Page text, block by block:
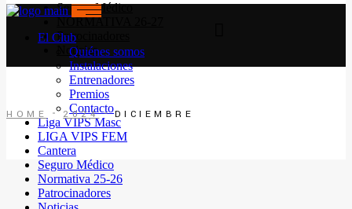
Seguro Médico
NORMATIVA 26-27
Patrocinadores
Noticias
El Club
Quiénes somos
Instalaciones
Entrenadores
Premios
Contacto
Liga VIPS Masc
LIGA VIPS FEM
Cantera
Seguro Médico
Normativa 25-26
Patrocinadores
HOME 2024 DICIEMBRE